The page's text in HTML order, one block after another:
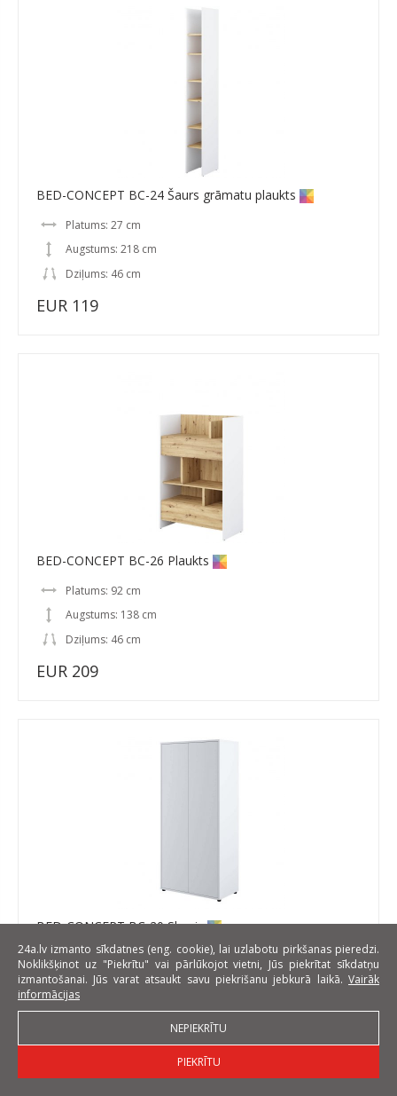
BED-CONCEPT BC-24 Šaurs grāmatu plaukts
Platums: 27 cm
Augstums: 218 cm
Dziļums: 46 cm
EUR 119
BED-CONCEPT BC-26 Plaukts
Platums: 92 cm
Augstums: 138 cm
Dziļums: 46 cm
EUR 209
BED-CONCEPT BC-20 Skapis
Platums: 101 cm
Augstums: 218 cm
Dziļums: 55 cm
24a.lv izmanto sīkdatnes (eng. cookie), lai uzlabotu pirkšanas pieredzi.
Noklikšķinot uz "Piekrītu" vai pārlūkojot vietni, Jūs piekrītat sīkdatņu
izmantošanai. Jūs varat atsaukt savu piekrišanu jebkurā laikā. Vairāk
informācijas
NEPIEKRĪTU
PIEKRĪTU